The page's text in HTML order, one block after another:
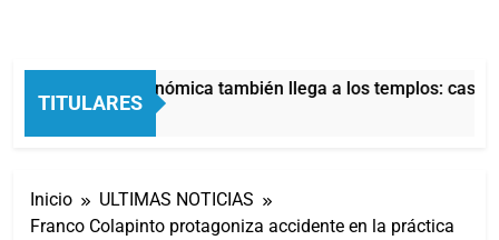
TITULARES
La crisis económica también llega a los templos: casi
10 Horas Atrás
Inicio
ULTIMAS NOTICIAS
Franco Colapinto protagoniza accidente en la práctica